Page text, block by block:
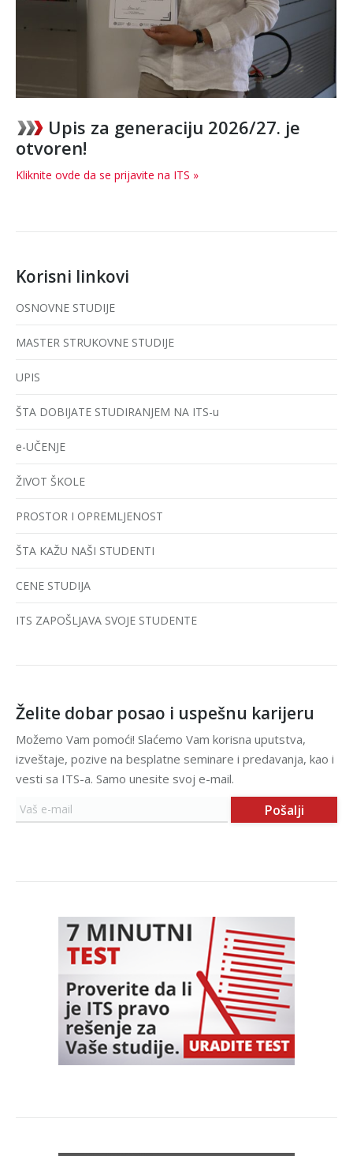
Upis za generaciju 2026/27. je
otvoren!
Kliknite ovde da se prijavite na ITS »
Korisni linkovi
OSNOVNE STUDIJE
MASTER STRUKOVNE STUDIJE
UPIS
ŠTA DOBIJATE STUDIRANJEM NA ITS-u
e-UČENJE
ŽIVOT ŠKOLE
PROSTOR I OPREMLJENOST
ŠTA KAŽU NAŠI STUDENTI
CENE STUDIJA
ITS ZAPOŠLJAVA SVOJE STUDENTE
Želite dobar posao i uspešnu karijeru
Možemo Vam pomoći! Slaćemo Vam korisna uputstva,
izveštaje, pozive na besplatne seminare i predavanja, kao i
vesti sa ITS-a. Samo unesite svoj e-mail.